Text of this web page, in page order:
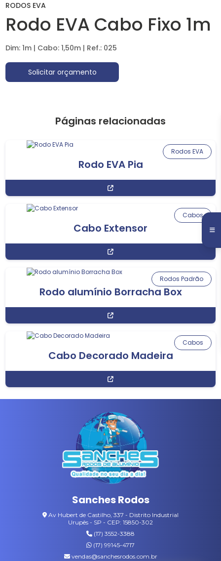
RODOS EVA
Rodo EVA Cabo Fixo 1m
Dim: 1m | Cabo: 1,50m | Ref.: 025
Solicitar orçamento
Páginas relacionadas
Rodo EVA Pia
Rodos EVA
Cabo Extensor
Cabos
Rodo alumínio Borracha Box
Rodos Padrão
Cabo Decorado Madeira
Cabos
Sanches Rodos
Av Hubert de Castilho, 337 - Distrito Industrial
Urupês - SP - CEP: 15850-302
(17) 3552-3388
(17) 99145-4717
vendas@sanchesrodos.com.br